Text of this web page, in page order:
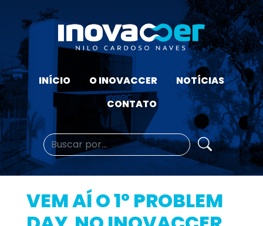
INÍCIO O INOVACCER
NOTÍCIAS
CONTATO
VEM AÍ O 1º PROBLEM